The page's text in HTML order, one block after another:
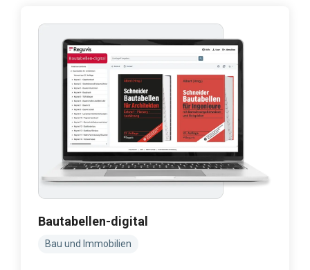
Bautabellen-digital
Bau und Immobilien